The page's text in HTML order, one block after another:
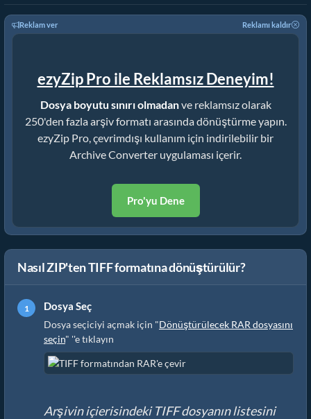
Reklam ver Reklamı kaldır
ezyZip Pro ile Reklamsız Deneyim!
Dosya boyutu sınırı olmadanve reklamsız olarak
250'den fazla arşiv formatı arasında dönüştürme yapın.
ezyZip Pro, çevrimdışı kullanım için indirilebilir bir
Archive Converter uygulaması içerir.
Pro'yu Dene
Nasıl ZIP'ten TIFF formatına dönüştürülür?
Dosya Seç
Dosya seçiciyi açmak için "Dönüştürülecek RAR dosyasını
seçin" ''e tıklayın
Arşivin içierisindeki TIFF dosyanın listesini